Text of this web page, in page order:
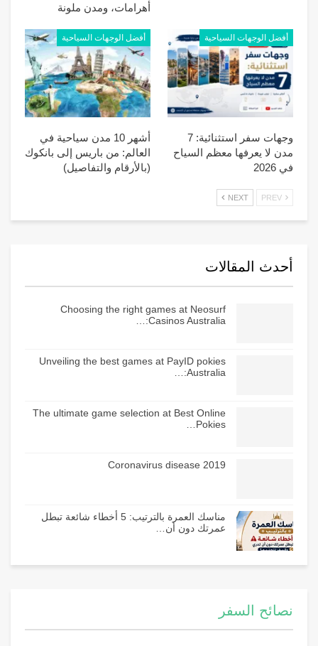
أهرامات، ومدن ملونة
أفضل الوجهات السياحية
وجهات سفر استثنائية: 7
مدن لا يعرفها معظم السياح
في 2026
أفضل الوجهات السياحية
أشهر 10 مدن سياحية في
العالم: من باريس إلى بانكوك
(بالأرقام والتفاصيل)
NEXT
أحدث المقالات
Choosing the right games at Neosurf
Casinos Australia:…
Unveiling the best games at PayID pokies
Australia:…
The ultimate game selection at Best Online
Pokies…
Coronavirus disease 2019
مناسك العمرة بالترتيب: 5 أخطاء شائعة تبطل
عمرتك دون أن…
نصائح السفر